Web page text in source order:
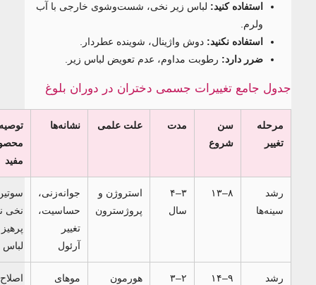
استفاده کنید:لباس زیر نخی، شست‌وشوی خارجی با آب
استفاده نکنید: دوش واژینال، شوینده عطردار.
ضرر دارد: رطوبت مداوم، عدم تعویض لباس زیر.
جدول جامع تغییرات جسمی دختران در دوران بلوغ
مرحله
سن
علت علمی نشانه‌ها
توصیه‌ها و
محصولات
سینه‌ها
استروژن و
پروژسترون
جوانه‌زنی،
حساسیت،
سوتین
نخی نرم؛
پرهیز از
لباس تنگ
هورمون موهای